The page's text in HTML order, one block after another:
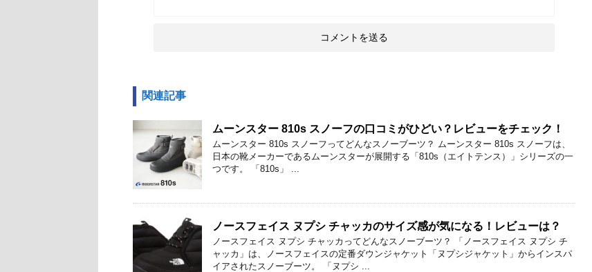
関連記事
ムーンスター 810s スノーフの口コミがひどい？レビューをチェック！
ムーンスター 810s スノーフってどんなスノーブーツ？ ムーンスター 810s スノーフは、
日本の靴メーカーであるムーンスターが展開する「810s（エイトテンス）」シリーズの一
つです。 「810s」 ...
ノースフェイス ヌプシ チャッカのサイズ感が気になる！レビューは？
ノースフェイス ヌプシ チャッカってどんなスノーブーツ？ 「ノースフェイス ヌプシ チ
ャッカ」は、ノースフェイスの定番ダウンジャケット「ヌプシジャケット」からインスパ
イアされたスノーブーツ。 「ヌプシ ...